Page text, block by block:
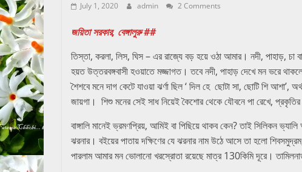
July 1, 2020 admin 2 Comments
জয়িতা সরকার, বেঙ্গালুরু ##
তিস্তা, করলা, লিস, ঘিস – এর রাজ্যে বড় হয়ে ওঠা আমার। নদী, পাহাড়, চা
হয়ত উত্তরবঙ্গবাসী হওয়াতে মজ্জাগত। তবে নদী, পাহাড় দেখে মন ভরে
শৈশবে মনে দাগ কেটে যাওয়া ঝর্ণা ছিল ‘ দিল হে ছোটা সা, ছোটি শি
জায়গা। শিশু মনের সেই সাধ নিয়েই কৈশোর থেকে যৌবনে পা রেখে, প্রকৃতির
বাঙ্গালি মানেই ভ্রমণপ্রিয়, আমিই বা পিছিয়ে থাকব কেন? তাই সিলিকন
ঝরনার। বইয়ের পাতায় দক্ষিণের যে ঝরনার নাম উঠে আসে তা হলো
পারলাম আমার মন ভোলানো খরস্রোতা রয়েছে মাত্র 130কিমি দূরে।